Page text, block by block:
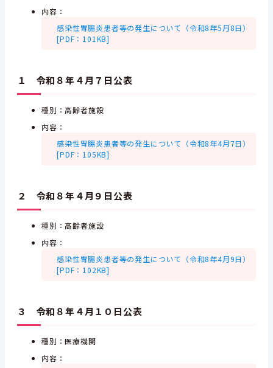
内容：
感染性胃腸炎患者等の発生について（令和8年5月8日）
[PDF：101KB]
１ 令和８年４月７日公表
種別：高齢者施設
内容：
感染性胃腸炎患者等の発生について（令和8年4月7日）
[PDF：105KB]
２ 令和８年４月９日公表
種別：高齢者施設
内容：
感染性胃腸炎患者等の発生について（令和8年4月9日）
[PDF：102KB]
３ 令和８年４月１０日公表
種別：医療機関
内容：